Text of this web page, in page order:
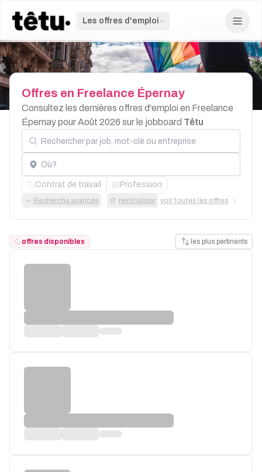
Les offres d'emploi
Offres en Freelance Épernay
Consultez les dernières offres d'emploi en Freelance
Épernay pour Août 2026 sur le jobboard Têtu
Rechercher par job, mot-clé ou entreprise
Localisation
Contrat de travail Profession
Recherche avancée réinitialiser voir toutes les offres
offres disponibles les plus pertinents